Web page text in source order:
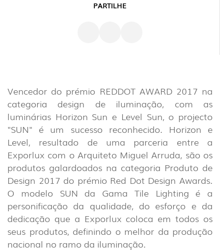
PARTILHE
Vencedor do prémio REDDOT AWARD 2017 na
categoria design de iluminação, com as
luminárias Horizon Sun e Level Sun, o projecto
"SUN" é um sucesso reconhecido. Horizon e
Level, resultado de uma parceria entre a
Exporlux com o Arquiteto Miguel Arruda, são os
produtos galardoados na categoria Produto de
Design 2017 do prémio Red Dot Design Awards.
O modelo SUN da Gama Tile Lighting é a
personificação da qualidade, do esforço e da
dedicação que a Exporlux coloca em todos os
seus produtos, definindo o melhor da produção
nacional no ramo da iluminação.